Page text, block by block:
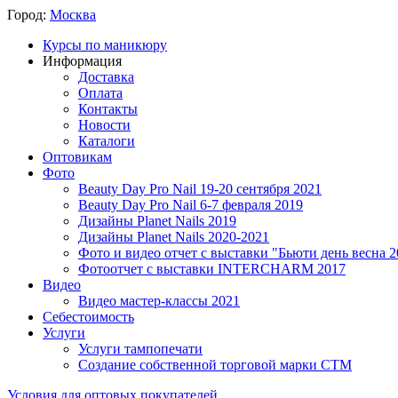
Город: Москва
Курсы по маникюру
Информация
Доставка
Оплата
Контакты
Новости
Каталоги
Оптовикам
Фото
Beauty Day Pro Nail 19-20 сентября 2021
Beauty Day Pro Nail 6-7 февраля 2019
Дизайны Planet Nails 2019
Дизайны Planet Nails 2020-2021
Фото и видео отчет с выставки "Бьюти день весна
Фотоотчет с выставки INTERCHARM 2017
Видео
Видео мастер-классы 2021
Себестоимость
Услуги
Услуги тампопечати
Создание собственной торговой марки СТМ
Условия для оптовых покупателей